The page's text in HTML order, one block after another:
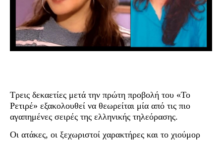
Τρεις δεκαετίες μετά την πρώτη προβολή του «Το
Ρετιρέ» εξακολουθεί να θεωρείται μία από τις πιο
αγαπημένες σειρές της ελληνικής τηλεόρασης.
Οι ατάκες, οι ξεχωριστοί χαρακτήρες και το χιούμορ